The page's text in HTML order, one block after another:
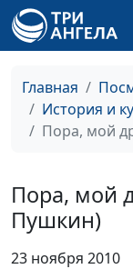
Главная
История и
Пора, мой
Пора, мой
Пушкин)
23 ноября 2010
Грех (Зинаида
Ночь на